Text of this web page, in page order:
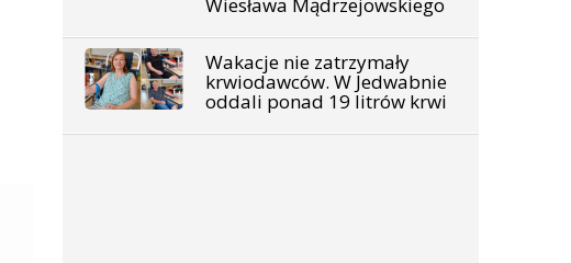
Wakacje nie zatrzymały
krwiodawców. W Jedwabnie
oddali ponad 19 litrów krwi